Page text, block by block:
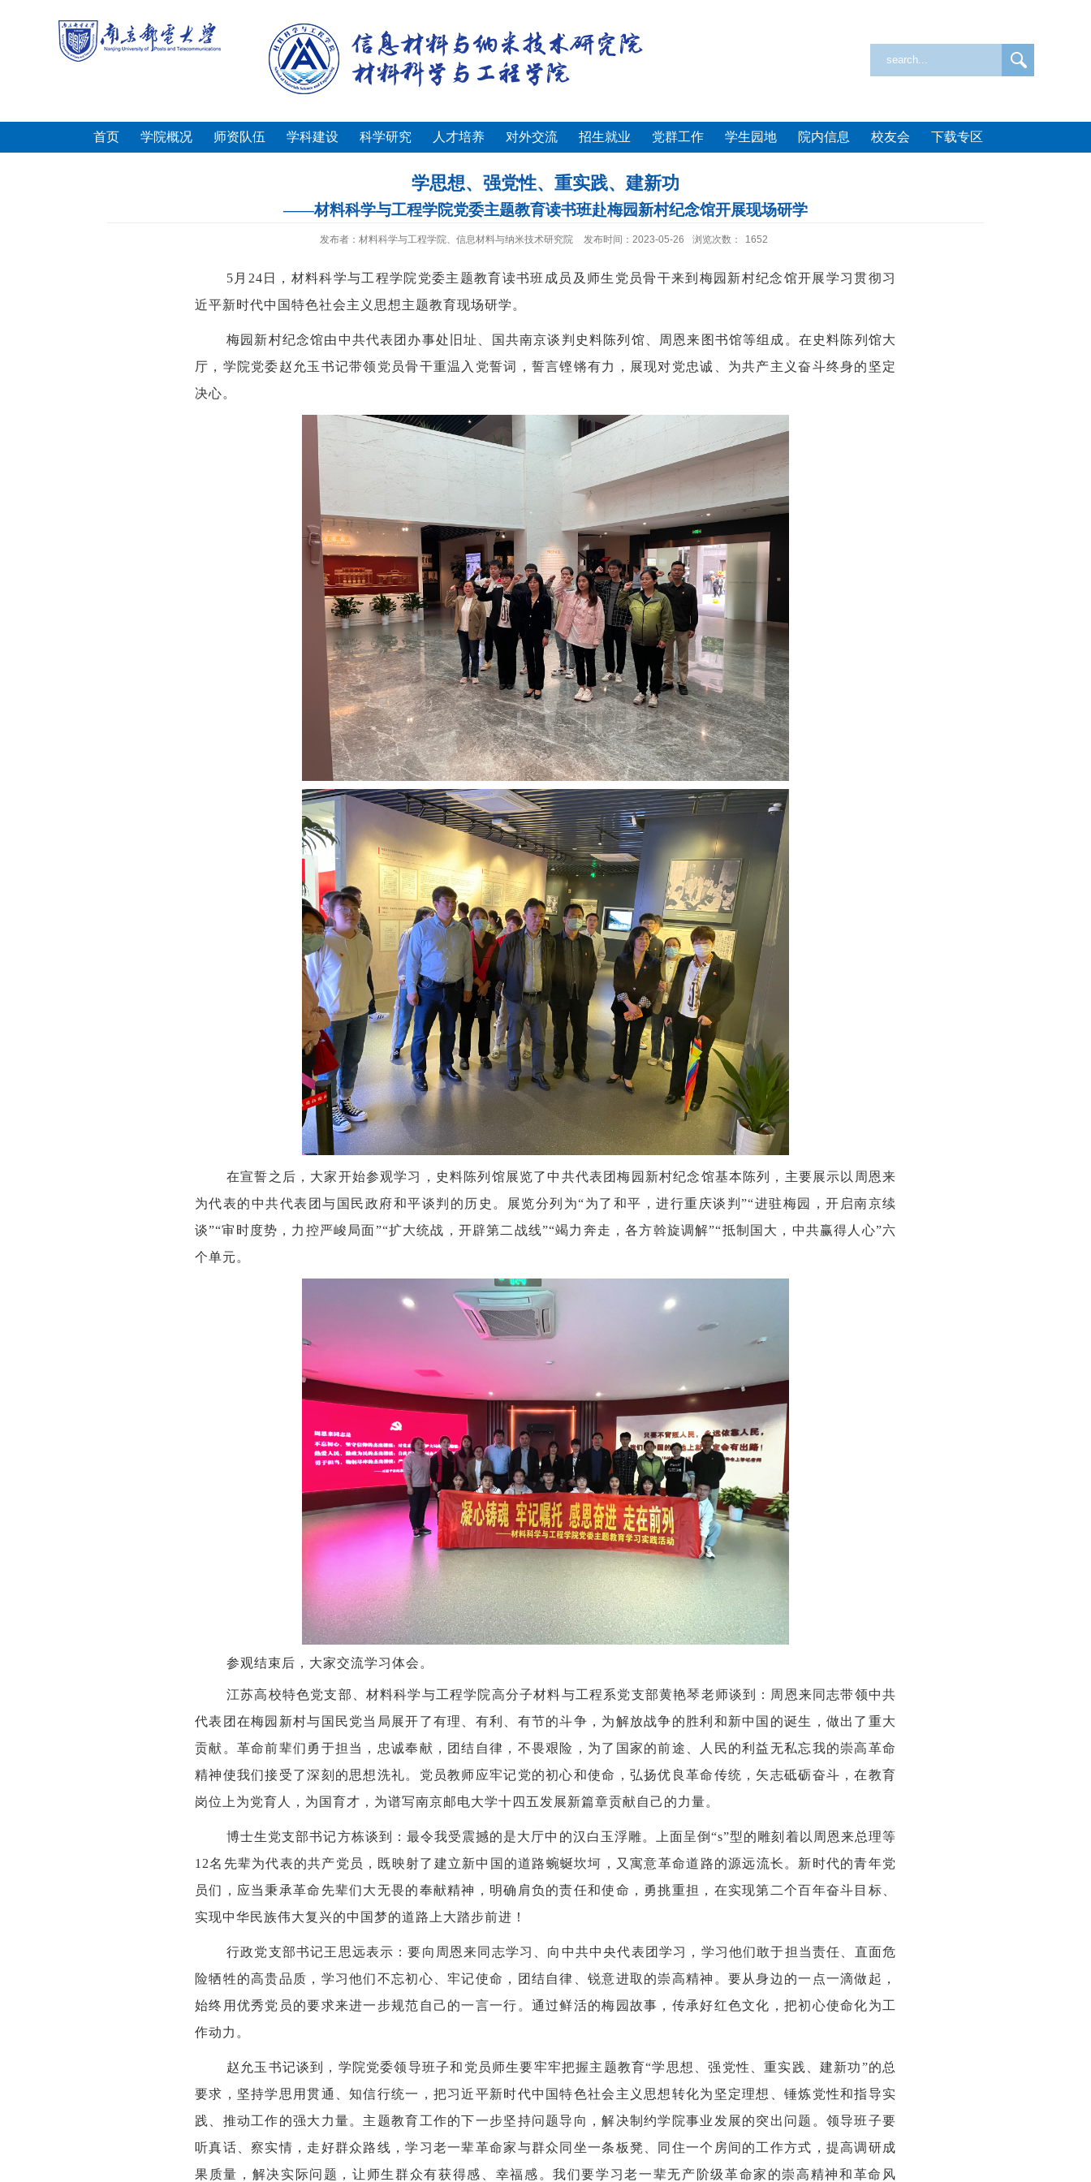
首页 学院概况 师资队伍 学科建设 科学研究 人才培养 对外交流 招生就业 党群工作 学生园地 院内信息 校友会 下载专区
学思想、强党性、重实践、建新功
——材料科学与工程学院党委主题教育读书班赴梅园新村纪念馆开展现场研学
发布者：材料科学与工程学院、信息材料与纳米技术研究院 发布时间：2023-05-26 浏览次数： 1652
5 月 24 日，材料科学与工程学院党委主题教育读书班成员及师生党员骨干来到梅园新村纪念馆开展学习贯彻习
近平新时代中国特色社会主义思想主题教育现场研学。
梅园新村纪念馆由中共代表团办事处旧址、国共南京谈判史料陈列馆、周恩来图书馆等组成。在史料陈列馆大
厅，学院党委赵允玉书记带领党员骨干重温入党誓词，誓言铿锵有力，展现对党忠诚、为共产主义奋斗终身的坚定
决心。
在宣誓之后，大家开始参观学习， 史料陈列馆展览了中共代表团梅园新村纪念馆基本陈列，主要展示以周恩来
为代表的中共代表团与国民政府和平谈判的历史。展览分列为“为了和平，进行重庆谈判”“进驻梅园，开启南京续
谈”“审时度势，力控严峻局面”“扩大统战，开辟第二战线”“竭力奔走，各方斡旋调解”“抵制国大，中共赢得人心”六
个单元。
参观结束后，大家交流学习体会。
江苏高校特色党支部、材料科学与工程学院高分子材料与工程系党支部黄艳琴老师谈到：周恩来同志带领中共
代表团在梅园新村与国民党当局展开了有理、有利、有节的斗争，为解放战争的胜利和新中国的诞生，做出了重大
贡献。革命前辈们勇于担当，忠诚奉献，团结自律，不畏艰险，为了国家的前途、人民的利益无私忘我的崇高革命
精神使我们接受了深刻的思想洗礼。党员教师应牢记党的初心和使命，弘扬优良革命传统，矢志砥砺奋斗，在教育
岗位上为党育人，为国育才，为谱写南京邮电大学十四五发展新篇章贡献自己的力量。
博士生党支部书记方栋谈到：最令我受震撼的是大厅中的汉白玉浮雕。上面呈倒“s”型的雕刻着以周恩来总理等
12名先辈为代表的共产党员，既映射了建立新中国的道路蜿蜒坎坷，又寓意革命道路的源远流长。新时代的青年党
员们，应当秉承革命先辈们大无畏的奉献精神，明确肩负的责任和使命，勇挑重担，在实现第二个百年奋斗目标、
实现中华民族伟大复兴的中国梦的道路上大踏步前进！
行政党支部书记王思远表示：要向周恩来同志学习、向中共中央代表团学习，学习他们敢于担当责任、直面危
险牺牲的高贵品质，学习他们不忘初心、牢记使命，团结自律、锐意进取的崇高精神。要从身边的一点一滴做起，
始终用优秀党员的要求来进一步规范自己的一言一行。通过鲜活的梅园故事，传承好红色文化，把初心使命化为工
作动力。
赵允玉书记谈到，学院党委领导班子和党员师生要牢牢把握主题教育“学思想、强党性、重实践、建新功”的总
要求，坚持学思用贯通、知信行统一，把习近平新时代中国特色社会主义思想转化为坚定理想、锤炼党性和指导实
践、推动工作的强大力量。主题教育工作的下一步坚持问题导向，解决制约学院事业发展的突出问题。领导班子要
听真话、察实情，走好群众路线，学习老一辈革命家与群众同坐一条板凳、同住一个房间的工作方式，提高调研成
果质量，解决实际问题，让师生群众有获得感、幸福感。我们要学习老一辈无产阶级革命家的崇高精神和革命风